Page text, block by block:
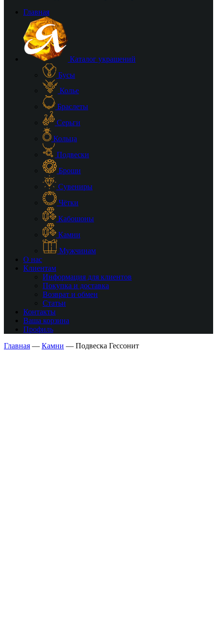
Главная
Каталог украшений
Бусы
Колье
Браслеты
Серьги
Кольца
Подвески
Броши
Сувениры
Чётки
Кабошоны
Камни
Мужчинам
О нас
Клиентам
Информация для клиентов
Покупка и доставка
Возврат и обмен
Статьи
Контакты
Ваша корзина
Профиль
Главная — Камни — Подвеска Гессонит